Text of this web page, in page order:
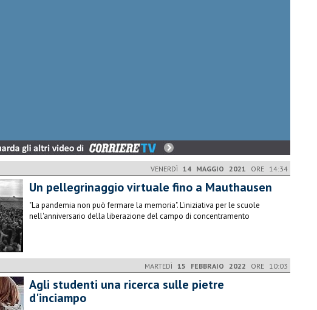
VENERDÌ 14 MAGGIO 2021 ORE 14:34
Un pellegrinaggio virtuale fino a Mauthausen
"La pandemia non può fermare la memoria". L'iniziativa per le scuole
nell'anniversario della liberazione del campo di concentramento
MARTEDÌ 15 FEBBRAIO 2022 ORE 10:03
Agli studenti una ricerca sulle pietre
d'inciampo